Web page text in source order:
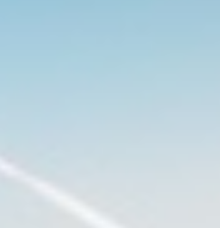
WIR SIND FÜR SIE DA
Senken Sie Ihre